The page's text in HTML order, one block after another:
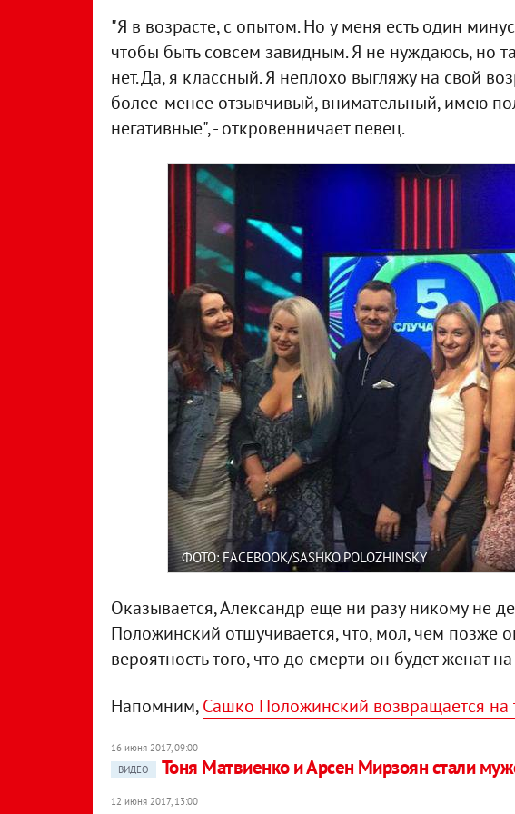
"Я в возрасте, с опытом. Но у меня есть один
чтобы быть совсем завидным. Я не нуждаюсь, но
нет. Да, я классный. Я неплохо выгляжу на свой
более-менее отзывчивый, внимательный, имею
негативные", - откровенничает певец.
ФОТО: FACEBOOK/SASHKO.POLOZHINSKY
Оказывается, Александр еще ни разу никому не
Положинский отшучивается, что, мол, чем позже
вероятность того, что до смерти он будет женат
Напомним,Сашко Положинский возвращается на
16 июня 2017, 09:00
ВИДЕО
Тоня Матвиенко и Арсен Мирзоян стали
12 июня 2017, 13:00